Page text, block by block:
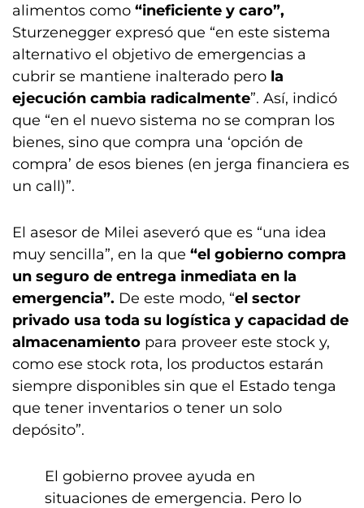
alimentos como “ineficiente y caro”,
Sturzenegger expresó que “en este sistema
alternativo el objetivo de emergencias a
cubrir se mantiene inalterado pero la
ejecución cambia radicalmente”. Así, indicó
que “en el nuevo sistema no se compran los
bienes, sino que compra una ‘opción de
compra’ de esos bienes (en jerga financiera es
un call)”.
El asesor de Milei aseveró que es “una idea
muy sencilla”, en la que “el gobierno compra
un seguro de entrega inmediata en la
emergencia”. De este modo, “el sector
privado usa toda su logística y capacidad de
almacenamiento para proveer este stock y,
como ese stock rota, los productos estarán
siempre disponibles sin que el Estado tenga
que tener inventarios o tener un solo
depósito”.
El gobierno provee ayuda en
situaciones de emergencia. Pero lo